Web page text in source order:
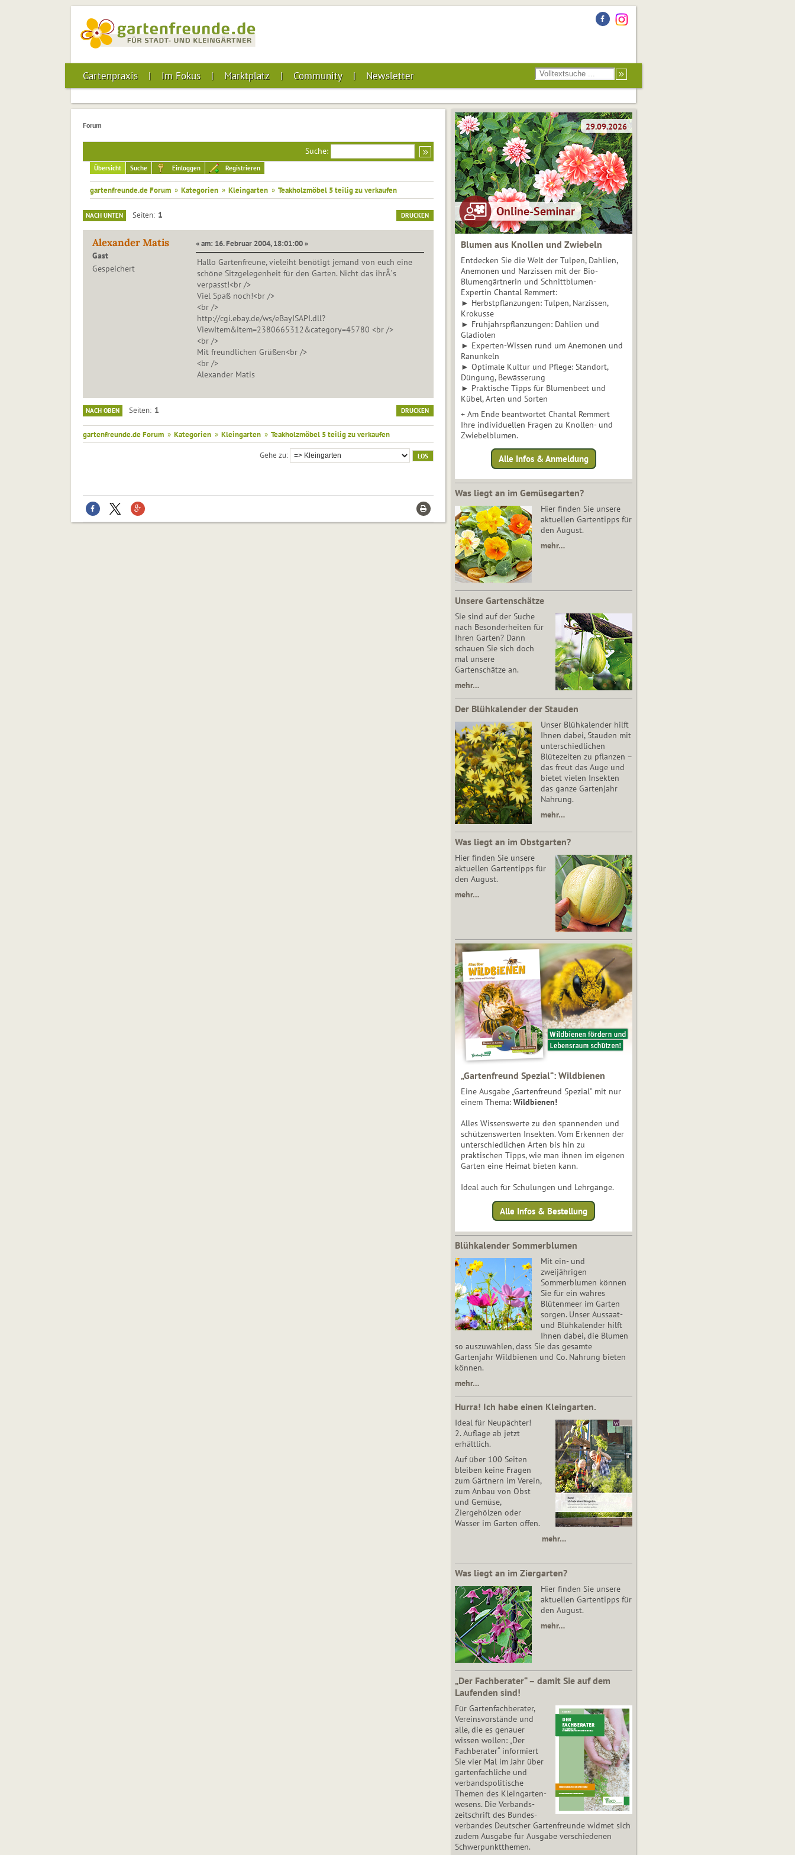
Gartenpraxis Im Fokus Marktplatz Community Newsletter
Forum
Suche:
Übersicht Suche Einloggen Registrieren
gartenfreunde.de Forum » Kategorien » Kleingarten » Teakholzmöbel 5 teilig zu verkaufen
DRUCKEN
NACH UNTEN Seiten 1
Alexander Matis
Gast
Gespeichert
« am: 16. Februar 2004, 18:01:00 »
Hallo Gartenfreune, vieleiht benötigt jemand von euch eine
schöne Sitzgelegenheit für den Garten. Nicht das ihrÂ´s
verpasst!<br />
Viel Spaß noch!<br />
<br />
http://cgi.ebay.de/ws/eBayISAPI.dll?
ViewItem&item=2380665312&category=45780 <br />
<br />
Mit freundlichen Grüßen<br />
<br />
Alexander Matis
DRUCKEN
NACH OBEN Seiten 1
gartenfreunde.de Forum » Kategorien » Kleingarten » Teakholzmöbel 5 teilig zu verkaufen
Gehe zu
Blumen aus Knollen und Zwiebeln
Entdecken Sie die Welt der Tulpen, Dahlien,
Anemonen und Narzissen mit der Bio-
Blumengärtnerin und Schnittblumen-
Expertin Chantal Remmert:
► Herbstpflanzungen: Tulpen, Narzissen,
Krokusse
► Frühjahrspflanzungen: Dahlien und
Gladiolen
► Experten-Wissen rund um Anemonen und
Ranunkeln
► Optimale Kultur und Pflege: Standort,
Düngung, Bewässerung
► Praktische Tipps für Blumenbeet und
Kübel, Arten und Sorten
+ Am Ende beantwortet Chantal Remmert
Ihre individuellen Fragen zu Knollen- und
Zwiebelblumen.
Alle Infos & Anmeldung
Was liegt an im Gemüsegarten?
Hier finden Sie unsere
aktuellen Gartentipps für
den August.
mehr…
Unsere Gartenschätze
Sie sind auf der Suche
nach Besonderheiten für
Ihren Garten? Dann
schauen Sie sich doch
mal unsere
Gartenschätze an.
mehr…
Der Blühkalender der Stauden
Unser Blühkalender hilft
Ihnen dabei, Stauden mit
unterschiedlichen
Blütezeiten zu pflanzen –
das freut das Auge und
bietet vielen Insekten
das ganze Gartenjahr
Nahrung.
mehr…
Was liegt an im Obstgarten?
Hier finden Sie unsere
aktuellen Gartentipps für
den August.
mehr…
„Gartenfreund Spezial“: Wildbienen
Eine Ausgabe „Gartenfreund Spezial“ mit nur
einem Thema: Wildbienen!
Alles Wissenswerte zu den spannenden und
schützenswerten Insekten. Vom Erkennen der
unterschiedlichen Arten bis hin zu
praktischen Tipps, wie man ihnen im eigenen
Garten eine Heimat bieten kann.
Ideal auch für Schulungen und Lehrgänge.
Alle Infos & Bestellung
Blühkalender Sommerblumen
Mit ein- und
zweijährigen
Sommerblumen können
Sie für ein wahres
Blütenmeer im Garten
sorgen. Unser Aussaat-
und Blühkalender hilft
Ihnen dabei, die Blumen
so auszuwählen, dass Sie das gesamte
Gartenjahr Wildbienen und Co. Nahrung bieten
können.
mehr…
Hurra! Ich habe einen Kleingarten.
Ideal für Neupächter!
2. Auflage ab jetzt
erhältlich.
Auf über 100 Seiten
bleiben keine Fragen
zum Gärtnern im Verein,
zum Anbau von Obst
und Gemüse,
Ziergehölzen oder
Wasser im Garten offen.
mehr…
Was liegt an im Ziergarten?
Hier finden Sie unsere
aktuellen Gartentipps für
den August.
mehr…
„Der Fachberater“ – damit Sie auf dem
Laufenden sind!
Für Gartenfachberater,
Vereinsvorstände und
alle, die es genauer
wissen wollen: „Der
Fachberater“ informiert
Sie vier Mal im Jahr über
gartenfachliche und
verbandspolitische
Themen des Klein­gar­ten­
wesens. Die Ver­bands­
zeit­schrift des Bun­des­
ver­ban­des Deutscher Gartenfreunde widmet sich
zudem Ausgabe für Ausgabe verschiedenen
Schwer­punkt­the­men.